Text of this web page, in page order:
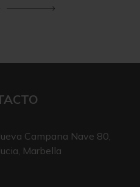
Campana Nave 80,
Marbella